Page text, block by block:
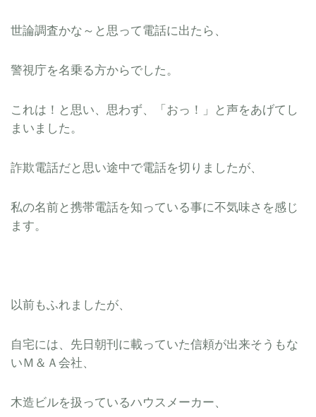
世論調査かな～と思って電話に出たら、
警視庁を名乗る方からでした。
これは！と思い、思わず、「おっ！」と声をあげてし
まいました。
詐欺電話だと思い途中で電話を切りましたが、
私の名前と携帯電話を知っている事に不気味さを感じ
ます。
以前もふれましたが、
自宅には、先日朝刊に載っていた信頼が出来そうもな
いＭ＆Ａ会社、
木造ビルを扱っているハウスメーカー、